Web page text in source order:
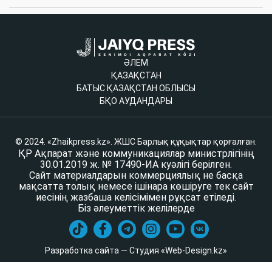
ӘЛЕМ
ҚАЗАҚСТАН
БАТЫС ҚАЗАҚСТАН ОБЛЫСЫ
БҚО АУДАНДАРЫ
© 2024. «Zhaikpress.kz». ЖШС Барлық құқықтар қорғалған.
ҚР Ақпарат және коммуникациялар министрлігінің
30.01.2019 ж. № 17490-ИА куәлігі берілген.
Сайт материалдарын коммерциялық не басқа
мақсатта толық немесе ішінара көшіруге тек сайт
иесінің жазбаша келісімімен рұқсат етіледі.
Біз әлеуметтік желілерде
Разработка сайта — Студия «Web-Design.kz»